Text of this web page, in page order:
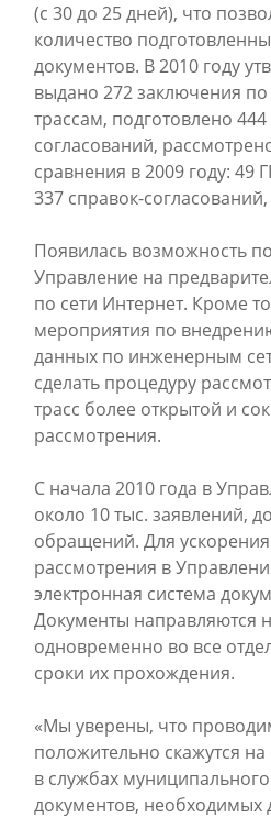
(с 30 до 25 дней), что
количество
документов. В 2010 году
выдано 272 заключения
трассам, подготовлено
согласований,
сравнения в 2009 году: 49
337 справок-
Появилась возможность
Управление на
по сети Интернет. Кроме
мероприятия по
данных по инженерным
сделать процедуру
трасс более открытой и
рассмотрения.
С начала 2010 года в
около 10 тыс. заявлений,
обращений. Для
рассмотрения в
электронная система
Документы направляются
одновременно во все
сроки их прохождения.
«Мы уверены, что
положительно скажутся
в службах
документов, необходимых